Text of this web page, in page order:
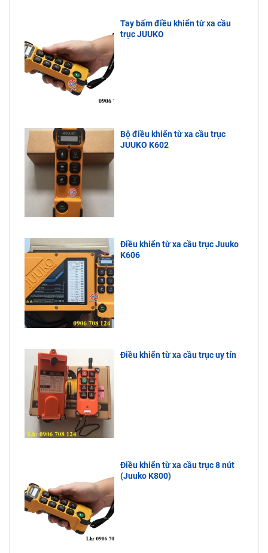
Tay bấm điều khiển từ xa cầu
trục JUUKO
Bộ điều khiển từ xa cầu trục
JUUKO K602
Điều khiển từ xa cầu trục Juuko
K606
Điều khiển từ xa cầu trục uy tín
Điều khiển từ xa cầu trục 8 nút
(Juuko K800)